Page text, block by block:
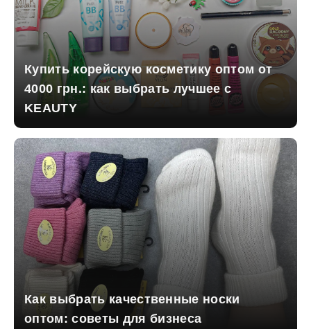
Купить корейскую косметику оптом от
4000 грн.: как выбрать лучшее с
KEAUTY
Как выбрать качественные носки
оптом: советы для бизнеса